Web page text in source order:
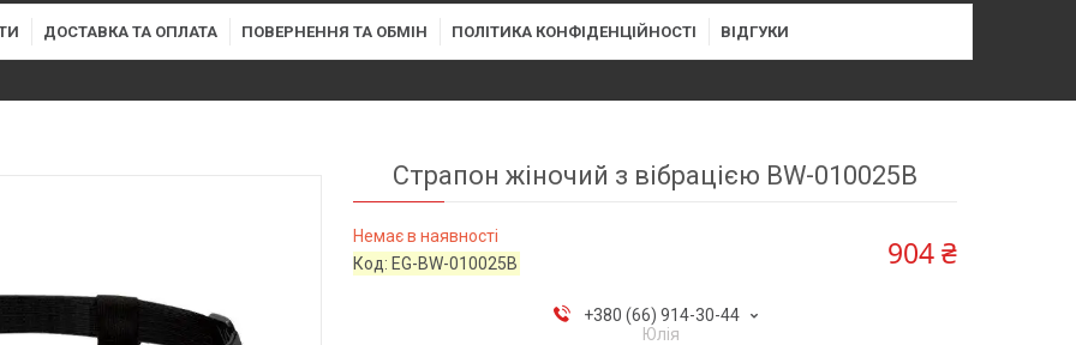
ДОСТАВКА ТА ОПЛАТА ПОВЕРНЕННЯ ТА ОБМІН ПОЛІТИКА КОНФІДЕНЦІЙНОСТІ ВІДГУКИ
Страпон жіночий з вібрацією BW-010025B
Немає в наявності
Код: EG-BW-010025B 904 ₴
+380 (66) 914-30-44
Юлія